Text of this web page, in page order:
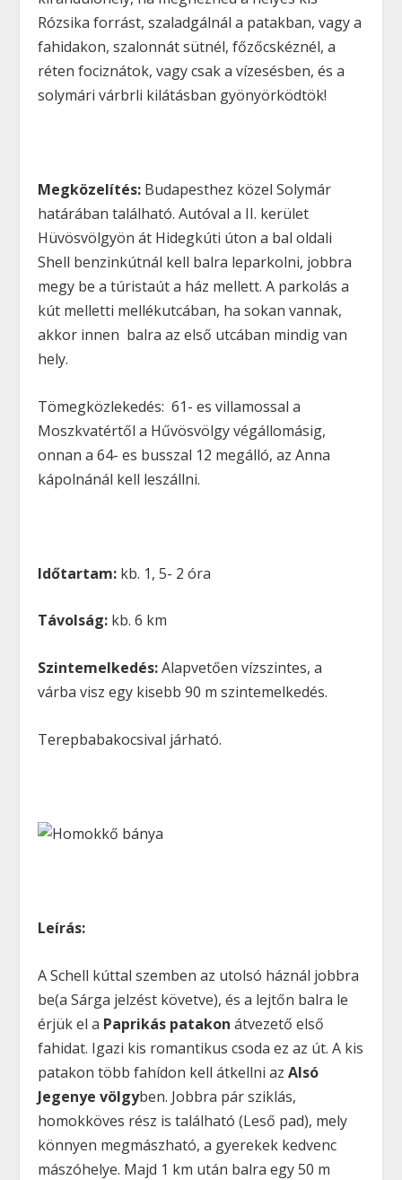
Rózsika forrást, szaladgálnál a patakban, vagy a
fahidakon, szalonnát sütnél, főzőcskéznél, a
réten fociznátok, vagy csak a vízesésben, és a
solymári várbrli kilátásban gyönyörködtök!
Megközelítés: Budapesthez közel Solymár
határában található. Autóval a II. kerület
Hüvösvölgyön át Hidegkúti úton a bal oldali
Shell benzinkútnál kell balra leparkolni, jobbra
megy be a túristaút a ház mellett. A parkolás a
kút melletti mellékutcában, ha sokan vannak,
akkor innen balra az első utcában mindig van
hely.
Tömegközlekedés: 61- es villamossal a
Moszkvatértől a Hűvösvölgy végállomásig,
onnan a 64- es busszal 12 megálló, az Anna
kápolnánál kell leszállni.
Időtartam: kb. 1, 5- 2 óra
Távolság: kb. 6 km
Szintemelkedés:Alapvetően vízszintes, a
várba visz egy kisebb 90 m szintemelkedés.
Terepbabakocsival járható.
Leírás:
A Schell kúttal szemben az utolsó háznál jobbra
be(a Sárga jelzést követve), és a lejtőn balra le
érjük el a Paprikás patakon átvezető első
fahidat. Igazi kis romantikus csoda ez az út. A kis
patakon több fahídon kell átkellni azAlsó
Jegenye völgyben. Jobbra pár sziklás,
homokköves rész is található (Leső pad), mely
könnyen megmászható, a gyerekek kedvenc
mászóhelye. Majd 1 km után balra egy 50 m